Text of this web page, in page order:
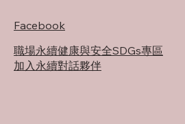
職場永續健康與安全SDGs專區
Facebook
加入永續對話夥伴